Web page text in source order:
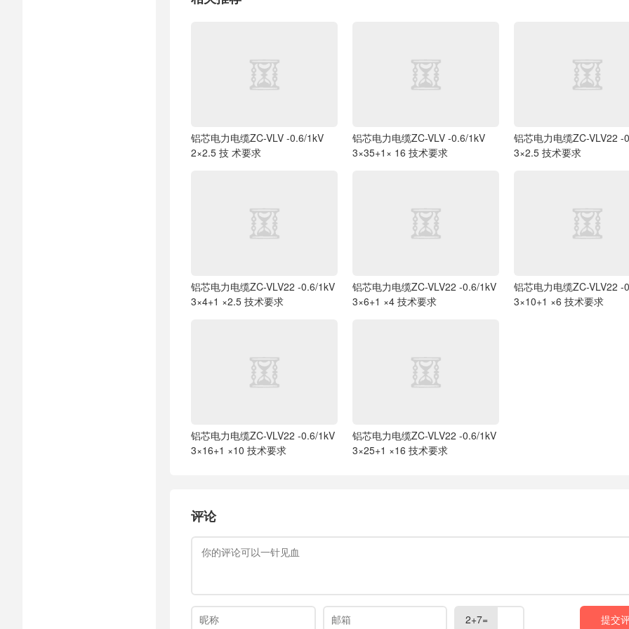
铝芯电力电缆ZC-VLV -0.6/1kV
2×2.5 技 术要求
铝芯电力电缆ZC-VLV -0.6/1kV
3×35+1× 16 技术要求
铝芯电力电缆ZC-VLV22 -
3×2.5 技术要求
铝芯电力电缆ZC-VLV22 -0.6/1kV
3×4+1 ×2.5 技术要求
铝芯电力电缆ZC-VLV22 -0.6/1kV
3×6+1 ×4 技术要求
铝芯电力电缆ZC-VLV22 -
3×10+1 ×6 技术要求
铝芯电力电缆ZC-VLV22 -0.6/1kV
3×16+1 ×10 技术要求
铝芯电力电缆ZC-VLV22 -0.6/1kV
3×25+1 ×16 技术要求
评论
2+7=